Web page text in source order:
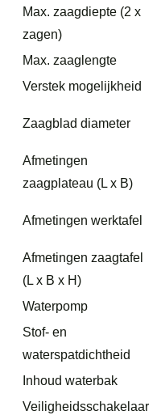
Max. zaagdiepte (2 x
zagen)
Max. zaaglengte
Verstek mogelijkheid
Zaagblad diameter
Afmetingen
zaagplateau (L x B)
Afmetingen werktafel
Afmetingen zaagtafel
(L x B x H)
Waterpomp
Stof- en
waterspatdichtheid
Inhoud waterbak
Veiligheidsschakelaar